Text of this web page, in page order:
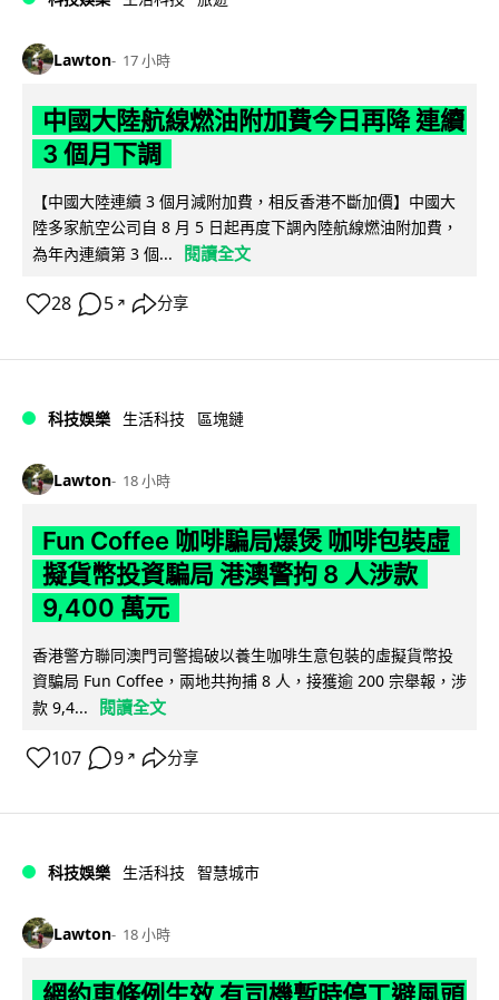
Lawton 17 小時
中國大陸航線燃油附加費今日再降 連續
3 個月下調
【中國大陸連續 3 個月減附加費，相反香港不斷加價】中國大
陸多家航空公司自 8 月 5 日起再度下調內陸航線燃油附加費，
為年內連續第 3 個...
閱讀全文
28 5 ↗ 分享
科技娛樂 生活科技 區塊鏈
Lawton 18 小時
Fun Coffee 咖啡騙局爆煲 咖啡包裝虛
擬貨幣投資騙局 港澳警拘 8 人涉款
9,400 萬元
香港警方聯同澳門司警搗破以養生咖啡生意包裝的虛擬貨幣投
資騙局 Fun Coffee，兩地共拘捕 8 人，接獲逾 200 宗舉報，涉
款 9,4...
閱讀全文
107 9 ↗ 分享
科技娛樂 生活科技 智慧城市
Lawton 18 小時